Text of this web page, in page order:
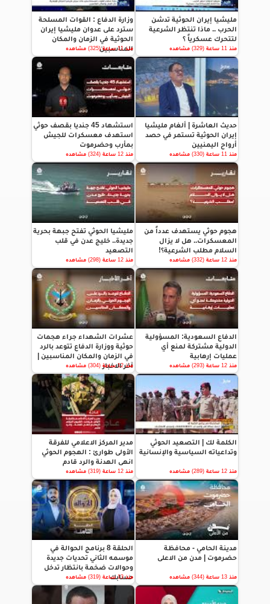
مليشيا إيران الحوثية تدشن
الحرب .. ماذا تنتظر الشرعية
لتتحرك عسكرياً ؟
منذ 11 ساعة (329) مشاهده
وزارة الدفاع : القوات المسلحة
سترد على عدوان مليشيا إيران
الحوثية في الزمان والمكان
المناسبين
منذ 11 ساعة (325) مشاهده
حديث العاشرة | ألغام مليشيا
إيران الحوثية تستمر في حصد
أرواح اليمنيين
منذ 11 ساعة (330) مشاهده
استشهاد 45 جنديا بقصف حوثي
استهدف معسكرات للجيش
بمأرب وحضرموت
منذ 12 ساعة (324) مشاهده
هجوم حوثي يستهدف عدداً من
المعسكرات.. هل لا يزال
السلام مطلب الشرعية؟!
منذ 12 ساعة (332) مشاهده
مليشيا الحوثي تفتح جبهة بحرية
جديدة.. خليج عدن في قلب
التصعيد
منذ 12 ساعة (298) مشاهده
الدفاع السعودية: المسؤولية
الدولية مشتركة لمنع أي
عمليات إرهابية
منذ 12 ساعة (293) مشاهده
عشرات الشهداء جراء هجمات
حوثية ووزارة الدفاع تتوعد بالرد
في الزمان والمكان المناسبين |
آخر الاخبار
منذ 12 ساعة (304) مشاهده
الكلمة لك | التصعيد الحوثي
وتداعياته السياسية والإنسانية
منذ 12 ساعة (289) مشاهده
مدير المركز الاعلامي للفرقة
الأولى طوارئ : الهجوم الحوثي
انهى الهدنة والرد قادم
منذ 12 ساعة (319) مشاهده
مدينة الحامي - محافظة
حضرموت | مدن من الاعلى
منذ 13 ساعة (344) مشاهده
الحلقة 8 برنامج الحوالة في
موسمه الثاني تحديات جديدة
وحوالات ضخمة بانتظار تدخل
حسابك
منذ 13 ساعة (319) مشاهده